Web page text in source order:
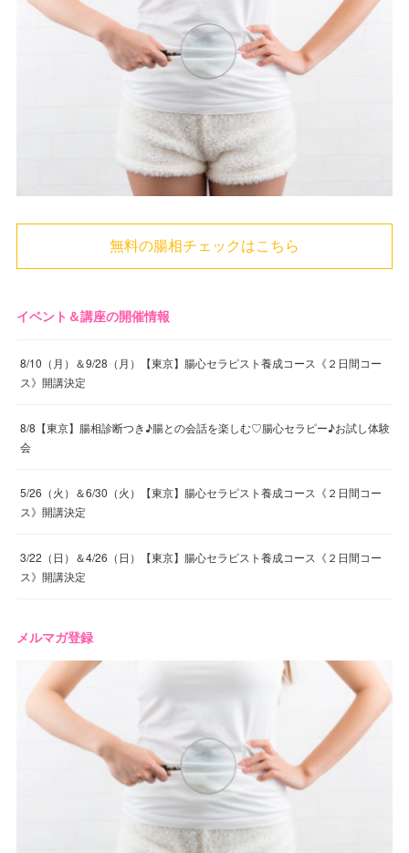
無料の腸相チェックはこちら
イベント＆講座の開催情報
8/10（月）＆9/28（月）【東京】腸心セラピスト養成コース《２日間コー
ス》開講決定
8/8【東京】腸相診断つき♪腸との会話を楽しむ♡腸心セラピー♪お試し体験
会
5/26（火）＆6/30（火）【東京】腸心セラピスト養成コース《２日間コー
ス》開講決定
3/22（日）＆4/26（日）【東京】腸心セラピスト養成コース《２日間コー
ス》開講決定
メルマガ登録